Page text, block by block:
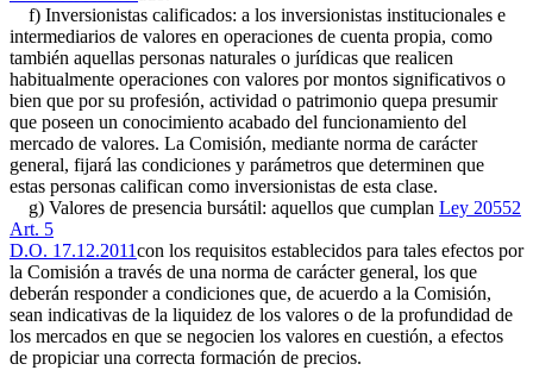
f) Inversionistas calificados: a los inversionistas institucionales e
intermediarios de valores en operaciones de cuenta propia, como
también aquellas personas naturales o jurídicas que realicen
habitualmente operaciones con valores por montos significativos o
bien que por su profesión, actividad o patrimonio quepa presumir
que poseen un conocimiento acabado del funcionamiento del
mercado de valores. La Comisión, mediante norma de carácter
general, fijará las condiciones y parámetros que determinen que
estas personas califican como inversionistas de esta clase.
g) Valores de presencia bursátil: aquellos que cumplan Ley 20552
Art. 5
D.O. 17.12.2011con los requisitos establecidos para tales efectos por
la Comisión a través de una norma de carácter general, los que
deberán responder a condiciones que, de acuerdo a la Comisión,
sean indicativas de la liquidez de los valores o de la profundidad de
los mercados en que se negocien los valores en cuestión, a efectos
de propiciar una correcta formación de precios.